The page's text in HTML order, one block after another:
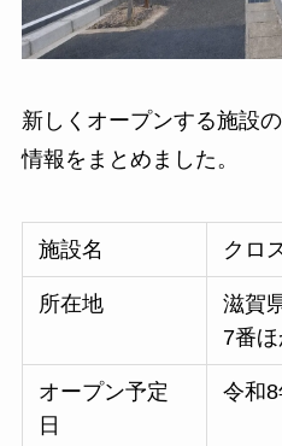
新しくオープンする施設
情報をまとめました。
施設名 クロ
所在地
滋賀
7番
オープン予定
日
令和